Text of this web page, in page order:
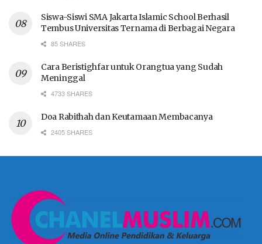
Siswa-Siswi SMA Jakarta Islamic School Berhasil
Tembus Universitas Ternama di Berbagai Negara
85 SHARES
Cara Beristighfar untuk Orangtua yang Sudah
Meninggal
4733 SHARES
Doa Rabithah dan Keutamaan Membacanya
2405 SHARES